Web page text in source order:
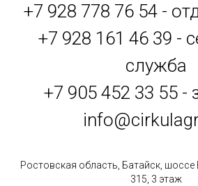
+7 928 778 76 54 -
+7 928 161 46 39 -
служба
+7 905 452 33 55 -
Ростовская область, Батайск,
315, 3 этаж